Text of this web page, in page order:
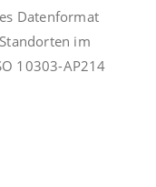
Datenformat
im
10303-AP214